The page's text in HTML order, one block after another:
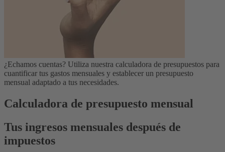
¿Echamos cuentas? Utiliza nuestra calculadora de presupuestos para
cuantificar tus gastos mensuales y establecer un presupuesto
mensual adaptado a tus necesidades.
Calculadora de presupuesto mensual
Tus ingresos mensuales después de
impuestos